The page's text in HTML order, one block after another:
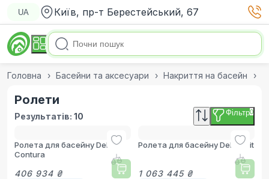
UA Київ, пр-т Берестейський, 67
Головна Басейни та аксесуари Накриття на басейн
Ролети
Результатів: 10 Фільтр0
Ролета для басейну Del
Contura
406 934 ₴
Ролета для басейну Del Rollfit
1 063 445 ₴